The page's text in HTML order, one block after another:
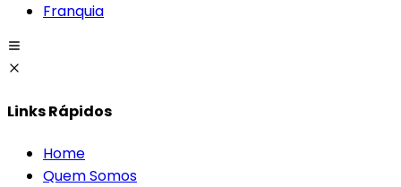
Franquia
Links Rápidos
Home
Quem Somos